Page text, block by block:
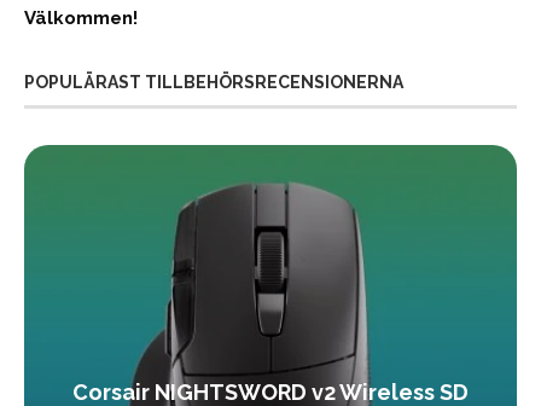
Välkommen!
POPULÄRAST TILLBEHÖRSRECENSIONERNA
Corsair NIGHTSWORD v2 Wireless SD